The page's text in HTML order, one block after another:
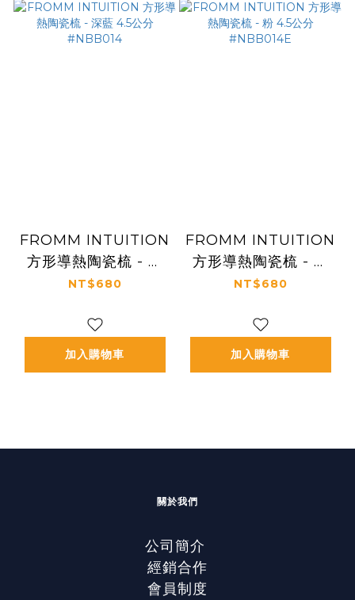
FROMM INTUITION
方形導熱陶瓷梳 - 深
藍 4.5公分 #NBB014
NT$680
加入購物車
FROMM INTUITION
方形導熱陶瓷梳 - 粉
4.5公分 #NBB014E
NT$680
加入購物車
關於我們
公司簡介
經銷合作
會員制度